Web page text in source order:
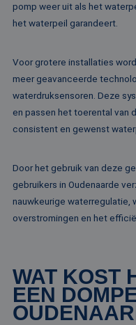
pomp weer uit als het
het waterpeil garandeert.
Voor grotere installaties
meer geavanceerde
waterdruksensoren. Deze
en passen het toerental van
consistent en gewenst
Door het gebruik van deze
gebruikers in Oudenaarde
nauwkeurige waterregulatie,
overstromingen en het
WAT KOST
EEN
ANONCHK